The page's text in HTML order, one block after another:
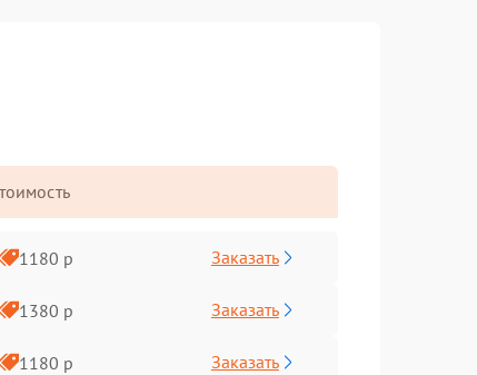
1180 р Заказать
1380 р Заказать
1180 р Заказать